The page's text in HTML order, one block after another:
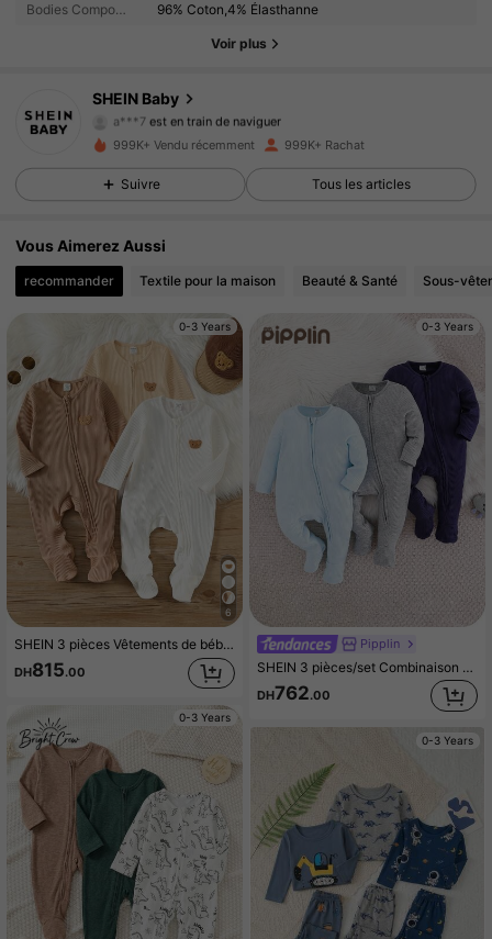
Bodies Composition:
96% Coton,4% Élasthanne
Voir plus
SHEIN Baby
742K Suiveurs
est en train de naviguer
4.96
742K Suiveurs
4.96 742K Suiveurs
4.96 742K Suiveurs
4.96
4.96 742K Suiveurs
742K Suiveurs
4.96
999K+ Vendu récemment 999K+ Rachat
Suivre Tous les articles
Vous Aimerez Aussi
recommander Textile pour la maison Beauté & Santé Sous-
0-3 Years
6
SHEIN 3 pièces Vêtements de bébé nouveau-né garçon fille décontractés mignons tricotés couleur unie motif dessin animé manches longues tenue d'intérieur unisexe vêtements de bébé vêtements d'hiver pour bébé
DH815.00
0-3 Years
0-3 Years
Pipplin
SHEIN 3 pièces/set Combinaison à manches longues, col rond, fermeture éclair avant, tricot côtelé, pour bébé garçon/fille, nouveau-né, pyjama à fermeture éclair, combinaison bébé à fermeture éclair, combinaison bébé côtelée à fermeture éclair, grenouillère bébé à fermeture éclair, automne hiver
DH762.00
0-3 Years